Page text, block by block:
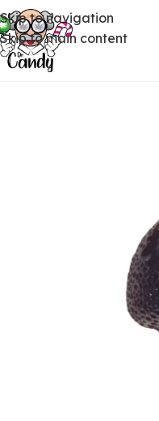
Skip to navigation
Skip to main content